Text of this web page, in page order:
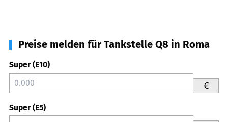
Preise melden für Tankstelle Q8 in Roma
Super (E10)
€
Super (E5)